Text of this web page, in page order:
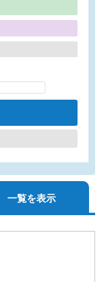
一覧を表示